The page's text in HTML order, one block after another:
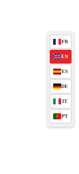
FR
EN
ES
DE
IT
PT